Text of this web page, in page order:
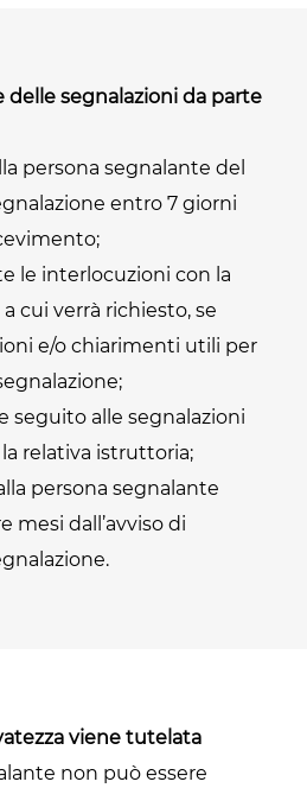
delle segnalazioni da parte
persona segnalante del
entro 7 giorni
le interlocuzioni con la
cui verrà richiesto, se
e/o chiarimenti utili per
seguito alle segnalazioni
relativa istruttoria;
persona segnalante
mesi dall’avviso di
viene tutelata
non può essere